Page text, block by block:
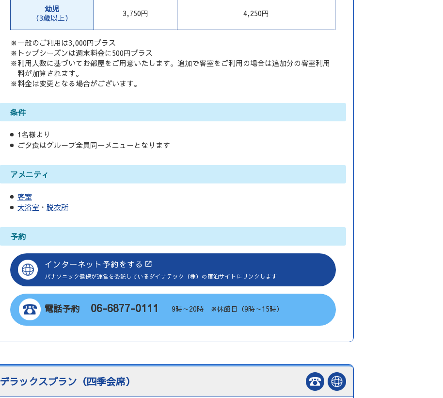
幼児
（3歳以上）
3,750円 4,250円
※一般のご利用は3,000円プラス
※トップシーズンは週末料金に500円プラス
※利用人数に基づいてお部屋をご用意いたします。追加で客室をご利用の場合は追加分の客室利用
料が加算されます。
※料金は変更となる場合がございます。
条件
1名様より
ご夕食はグループ全員同一メニューとなります
アメニティ
客室
大浴室・ 脱衣所
予約
インターネット予約をする
パナソニック健保が運営を委託しているダイナテック（株）の宿泊サイトにリンクします
電話予約 06-6877-0111 9時～20時 ※休館日（9時～15時）
デラックスプラン（四季会席）